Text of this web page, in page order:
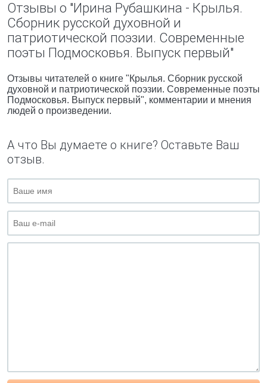
Отзывы о "Ирина Рубашкина - Крылья.
Сборник русской духовной и
патриотической поэзии. Современные
поэты Подмосковья. Выпуск первый"
Отзывы читателей о книге "Крылья. Сборник русской
духовной и патриотической поэзии. Современные поэты
Подмосковья. Выпуск первый", комментарии и мнения
людей о произведении.
А что Вы думаете о книге? Оставьте Ваш
отзыв.